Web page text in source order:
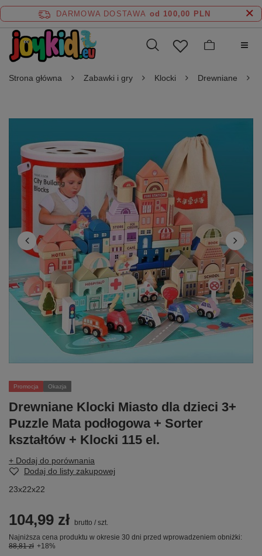
DARMOWA DOSTAWA od 100,00 PLN
Strona główna Zabawki i gry Klocki Drewniane
Promocja Okazja
Drewniane Klocki Miasto dla dzieci 3+
Puzzle Mata podłogowa + Sorter
kształtów + Klocki 115 el.
+ Dodaj do porównania
Dodaj do listy zakupowej
23x22x22
104,99 zł brutto / szt.
Najniższa cena produktu w okresie 30 dni przed wprowadzeniem obniżki:
88,81 zł +18%